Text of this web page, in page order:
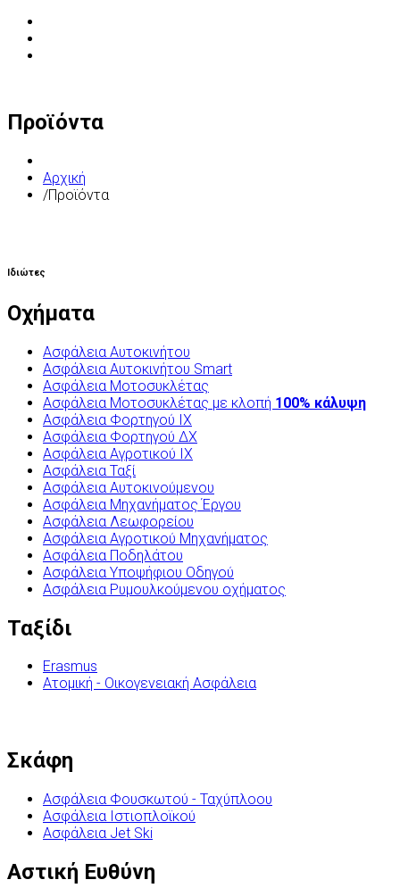
Προϊόντα
Αρχική
/Προϊόντα
Ιδιώτες
Οχήματα
Ασφάλεια Αυτοκινήτου
Ασφάλεια Αυτοκινήτου Smart
Ασφάλεια Μοτοσυκλέτας
Ασφάλεια Μοτοσυκλέτας με κλοπή 100% κάλυψη
Ασφάλεια Φορτηγού ΙΧ
Ασφάλεια Φορτηγού ΔΧ
Ασφάλεια Αγροτικού ΙΧ
Ασφάλεια Ταξί
Ασφάλεια Αυτοκινούμενου
Ασφάλεια Μηχανήματος Έργου
Ασφάλεια Λεωφορείου
Ασφάλεια Αγροτικού Μηχανήματος
Ασφάλεια Ποδηλάτου
Ασφάλεια Υποψήφιου Οδηγού
Ασφάλεια Ρυμουλκούμενου οχήματος
Ταξίδι
Erasmus
Ατομική - Οικογενειακή Ασφάλεια
Σκάφη
Ασφάλεια Φουσκωτού - Ταχύπλοου
Ασφάλεια Ιστιοπλοϊκού
Ασφάλεια Jet Ski
Αστική Ευθύνη